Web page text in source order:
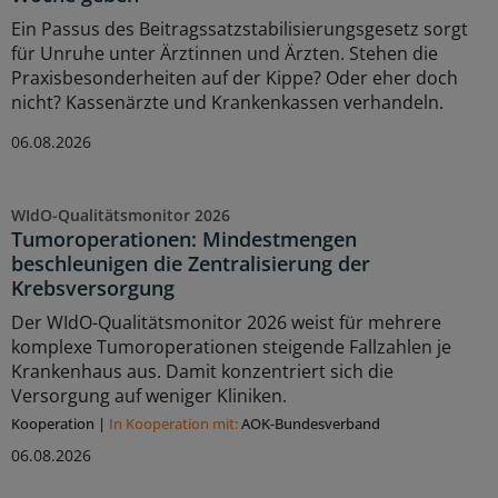
Ein Passus des Beitragssatzstabilisierungsgesetz sorgt
für Unruhe unter Ärztinnen und Ärzten. Stehen die
Praxisbesonderheiten auf der Kippe? Oder eher doch
nicht? Kassenärzte und Krankenkassen verhandeln.
06.08.2026
WIdO-Qualitätsmonitor 2026
Tumoroperationen: Mindestmengen
beschleunigen die Zentralisierung der
Krebsversorgung
Der WIdO-Qualitätsmonitor 2026 weist für mehrere
komplexe Tumoroperationen steigende Fallzahlen je
Krankenhaus aus. Damit konzentriert sich die
Versorgung auf weniger Kliniken.
Kooperation | In Kooperation mit:AOK-Bundesverband
06.08.2026